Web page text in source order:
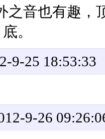
音也有趣，
。
9-25 18:53:33
9-26